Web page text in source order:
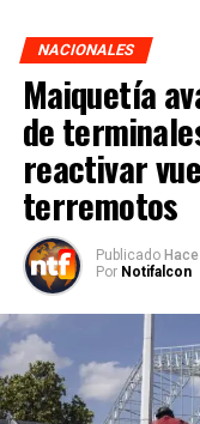
NACIONALES
Maiquetía
de
reactivar
terremotos
Publicado
Por Notifalcon